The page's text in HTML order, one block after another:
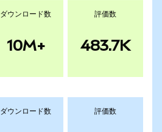
ダウンロード数
10M+
評価数
483.7K
ダウンロード数 評価数